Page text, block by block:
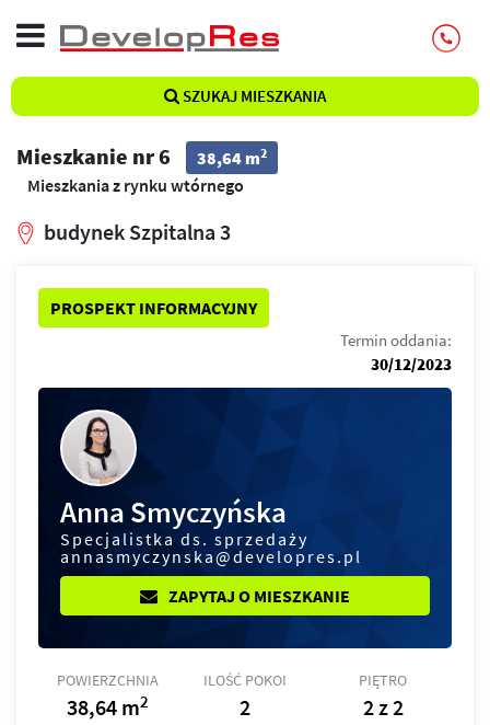
SZUKAJ MIESZKANIA
Mieszkanie nr 6 38,64 m2
Mieszkania z rynku wtórnego
budynek Szpitalna 3
PROSPEKT INFORMACYJNY
Termin oddania:
30/12/2023
Anna Smyczyńska
Specjalistka ds. sprzedaży
annasmyczynska@developres.pl
ZAPYTAJ O MIESZKANIE
POWIERZCHNIA
38,64 m2
ILOŚĆ POKOI
2
PIĘTRO
2 z 2